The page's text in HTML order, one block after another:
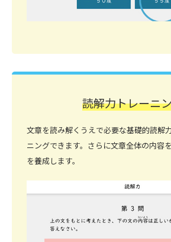
読解力トレーニ
文章を読み解くうえで必要な基礎的読解
ニングできます。さらに文章全体の内容
を養成します。